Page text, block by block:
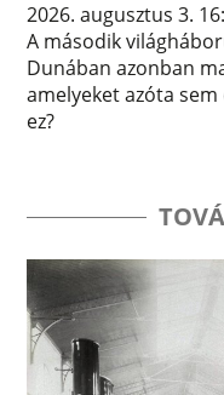
2026. augusztus 3.
A második
Dunában azonban
amelyeket azóta
ez?